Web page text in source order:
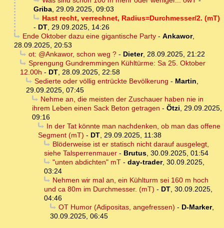
Griba, 29.09.2025, 09:03
Hast recht, verrechnet, Radius=Durchmesser/2. (mT)
- DT, 29.09.2025, 14:26
Ende Oktober dazu eine gigantische Party- Ankawor,
28.09.2025, 20:53
ot: @Ankawor, schon weg ?- Dieter, 28.09.2025, 21:22
Sprengung Gundremmingen Kühltürme: Sa 25. Oktober
12.00h - DT, 28.09.2025, 22:58
Sedierte oder völlig entrückte Bevölkerung - Martin,
29.09.2025, 07:45
Nehme an, die meisten der Zuschauer haben nie in
ihrem Leben einen Sack Beton getragen - Ötzi, 29.09.2025,
09:16
In der Tat könnte man nachdenken, ob man das offene
Segment (mT) - DT, 29.09.2025, 11:38
Blöderweise ist er statisch nicht darauf ausgelegt,
siehe Talsperrenmauer - Brutus, 30.09.2025, 01:54
"unten abdichten" mT- day-trader, 30.09.2025,
03:24
Nehmen wir mal an, ein Kühlturm sei 160 m hoch
und ca 80m im Durchmesser. (mT) - DT, 30.09.2025,
04:46
OT Humor (Adipositas, angefressen) - D-Marker,
30.09.2025, 06:45